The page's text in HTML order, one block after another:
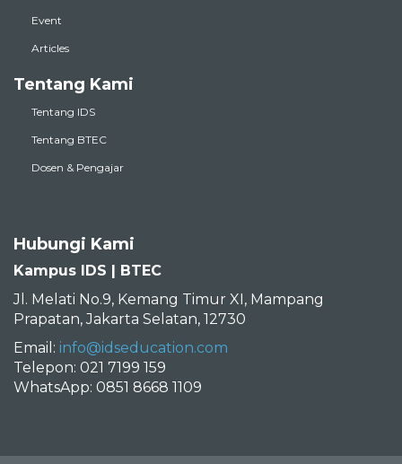
Event
Articles
Tentang Kami
Tentang IDS
Tentang BTEC
Dosen & Pengajar
Hubungi Kami
Kampus IDS | BTEC
Jl. Melati No.9, Kemang Timur XI, Mampang
Prapatan, Jakarta Selatan, 12730
Email: info@idseducation.com
Telepon: 021 7199 159
WhatsApp: 0851 8668 1109